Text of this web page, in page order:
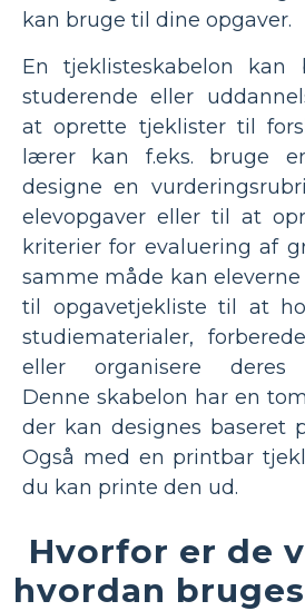
kan bruge til dine opgaver.
En tjeklisteskabelon kan
studerende eller
at oprette tjeklister til
lærer kan f.eks. bruge
designe en
elevopgaver eller til at
kriterier for evaluering af
samme måde kan
til opgavetjekliste til at
studiematerialer,
eller organisere deres
Denne skabelon har en
der kan designes baseret
Også med en printbar
du kan printe den ud.
Hvorfor er de
hvordan